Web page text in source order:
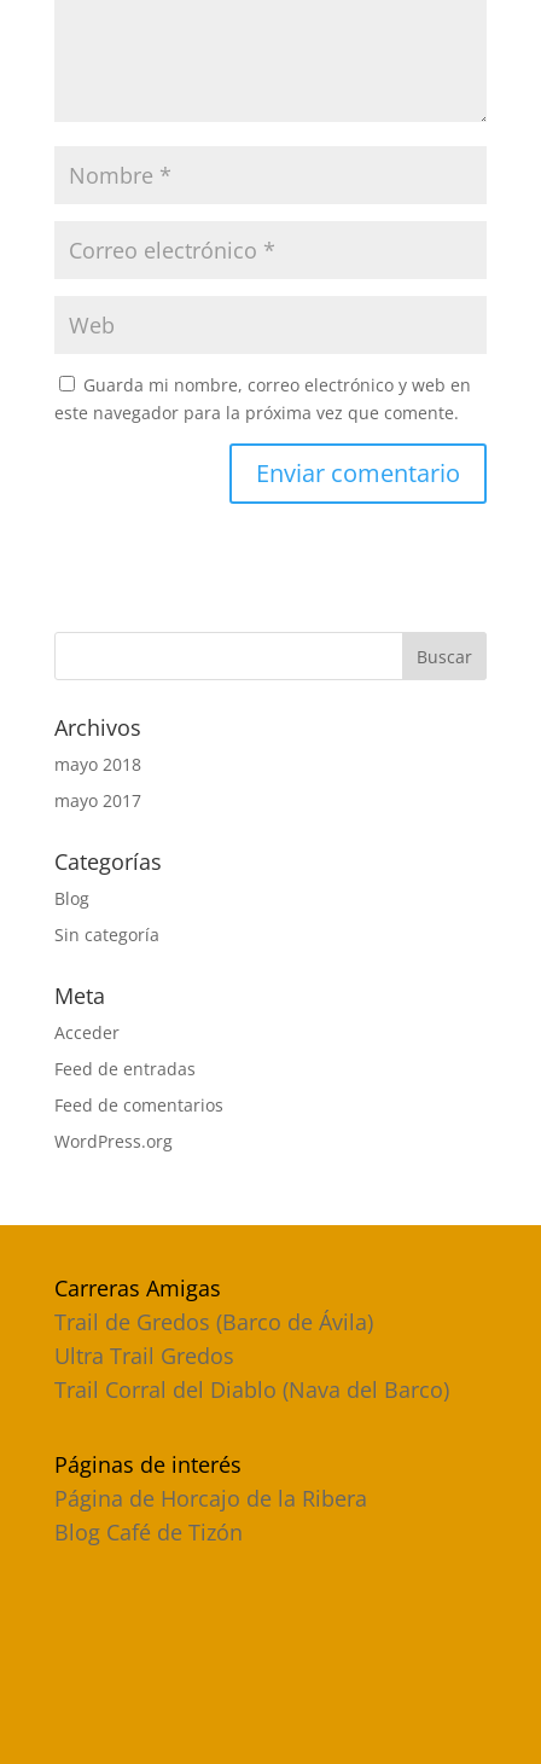
Guarda mi nombre, correo electrónico y web en
este navegador para la próxima vez que comente.
Archivos
mayo 2018
mayo 2017
Categorías
Blog
Sin categoría
Meta
Acceder
Feed de entradas
Feed de comentarios
WordPress.org
Carreras Amigas
Trail de Gredos (Barco de Ávila)
Ultra Trail Gredos
Trail Corral del Diablo (Nava del Barco)
Páginas de interés
Página de Horcajo de la Ribera
Blog Café de Tizón